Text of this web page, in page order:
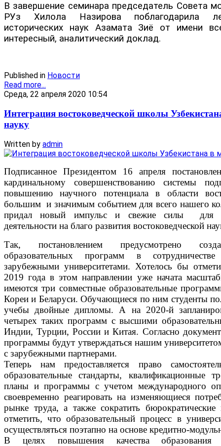
В завершение семинара председатель Совета
РУз Хилола Назирова поблагодарила
исторических наук Азамата Зиё от имени
интересный, аналитический доклад.
Published in Новости
Read more...
Среда, 22 апреля 2020 10:54
Интеграция востоковедческой школы
науку
Written by admin
Подписанное Президентом 16 апреля
кардинальному совершенствованию системы
повышению научного потенциала в области
большим и значимым событием для всего нашего
придал новый импульс и свежие силы для
деятельности на благо развития востоковедческой
Так, постановлением предусмотрено
образовательных программ в
зарубежными университетами. Хотелось бы
2019 года в этом направлении уже начата
имеются три совместные образовательные
Кореи и Беларуси. Обучающиеся по ним студенты
учебы двойные дипломы. А на 2020-й
четырех таких программ с высшими
Индии, Турции, России и Китая. Согласно
программы будут утверждаться нашим
с зарубежными партнерами.
Теперь нам предоставляется право
образовательные стандарты, квалификационные
планы и программы с учетом международного
своевременно реагировать на изменяющиеся
рынке труда, а также сократить
отметить, что образовательный процесс в
осуществляться поэтапно на основе кредитно-
В целях повышения качества образования